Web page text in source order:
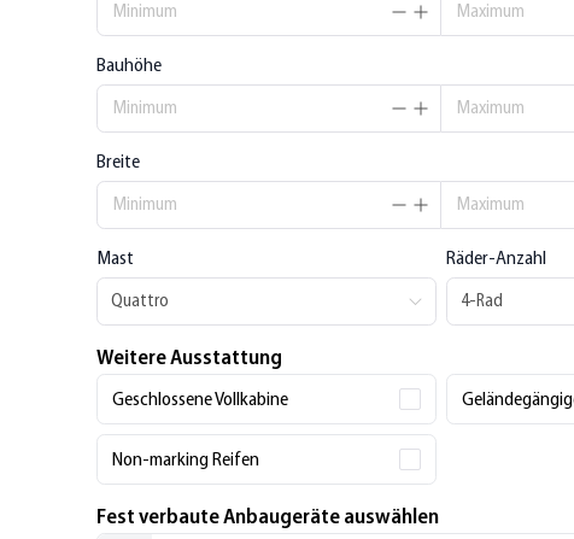
Minimum Maximum
Bauhöhe
Minimum Maximum
Breite
Minimum Maximum
Mast
Quattro
Räder-Anzahl
4-Rad
Weitere Ausstattung
Geschlossene Vollkabine
Non-marking Reifen
Fest verbaute Anbaugeräte auswählen